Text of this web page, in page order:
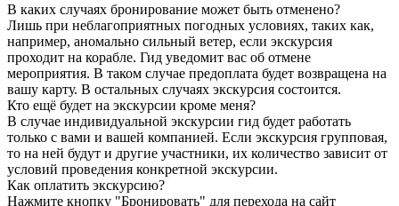
В каких случаях бронирование может быть отменено?
Лишь при неблагоприятных погодных условиях, таких как,
например, аномально сильный ветер, если экскурсия
проходит на корабле. Гид уведомит вас об отмене
мероприятия. В таком случае предоплата будет возвращена на
вашу карту. В остальных случаях экскурсия состоится.
Кто ещё будет на экскурсии кроме меня?
В случае индивидуальной экскурсии гид будет работать
только с вами и вашей компанией. Если экскурсия групповая,
то на ней будут и другие участники, их количество зависит от
условий проведения конкретной экскурсии.
Как оплатить экскурсию?
Нажмите кнопку "Бронировать" для перехода на сайт